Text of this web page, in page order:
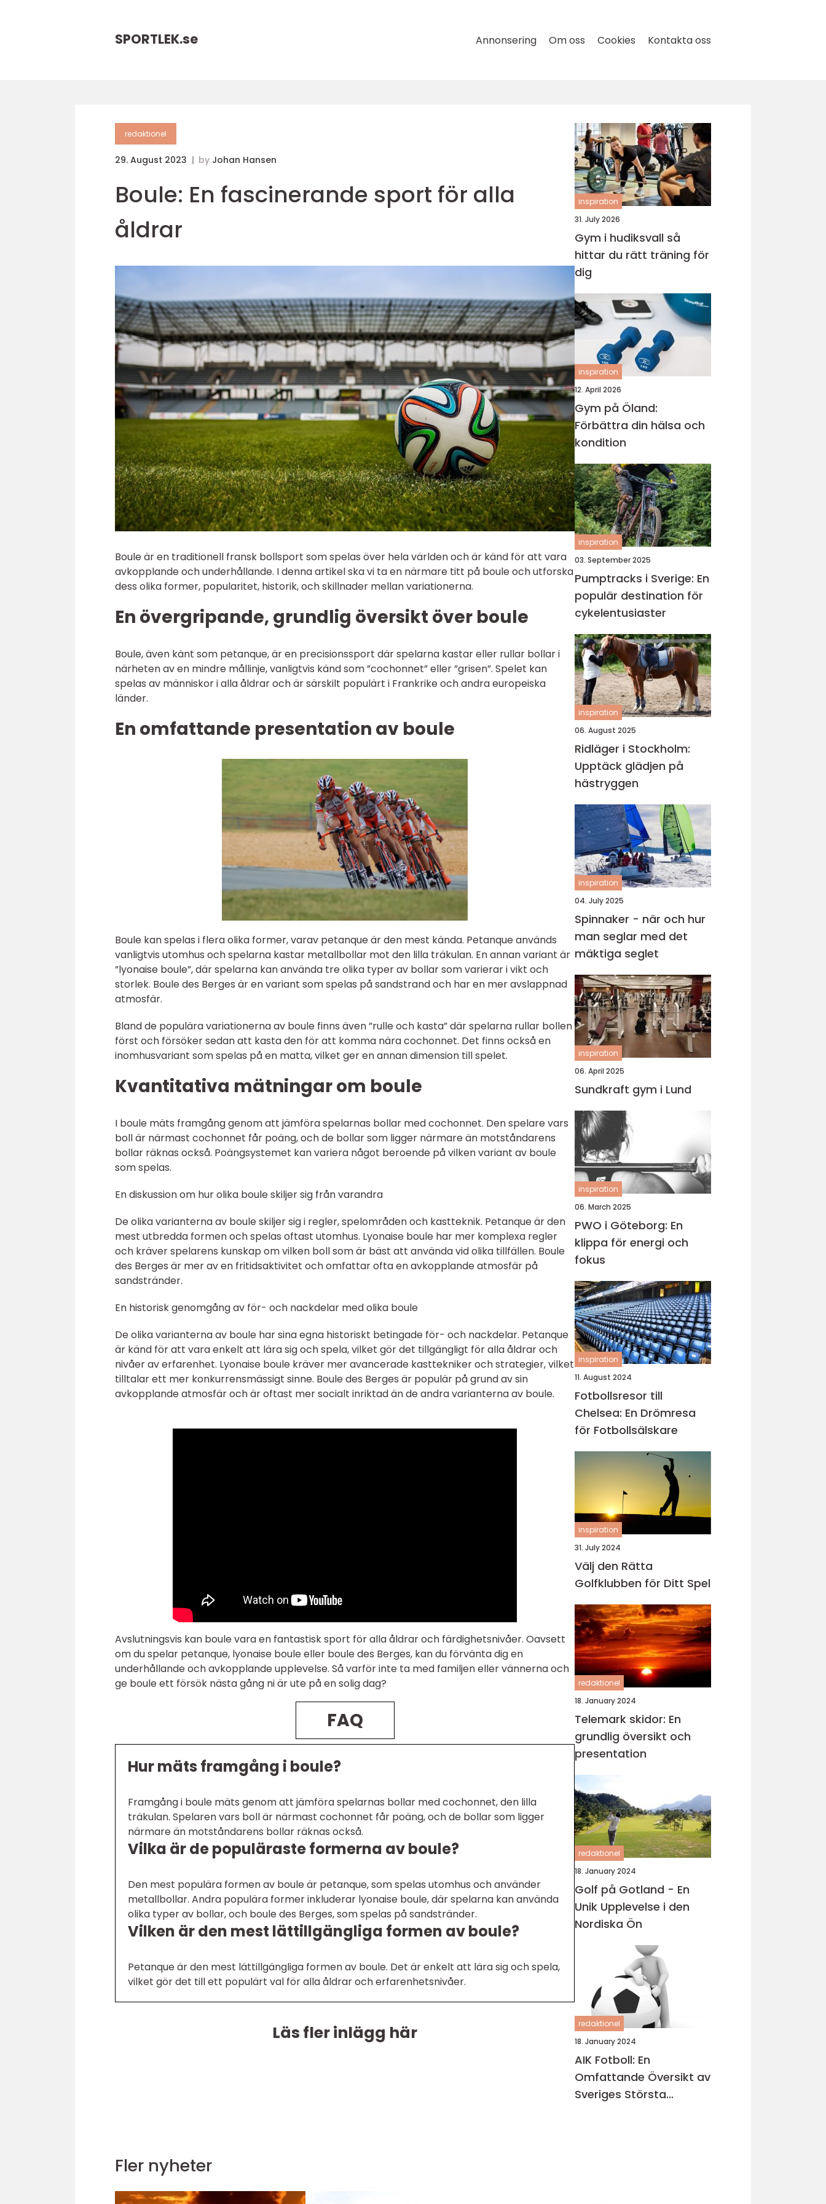
SPORTLEK.se Annonsering Om oss Cookies Kontakta oss
redaktionel
29. August 2023 by Johan Hansen
Boule: En fascinerande sport för alla
åldrar
Boule är en traditionell fransk bollsport som spelas över hela världen och är känd för att vara
avkopplande och underhållande. I denna artikel ska vi ta en närmare titt på boule och utforska
dess olika former, popularitet, historik, och skillnader mellan variationerna.
En övergripande, grundlig översikt över boule
Boule, även känt som petanque, är en precisionssport där spelarna kastar eller rullar bollar i
närheten av en mindre mållinje, vanligtvis känd som ”cochonnet” eller ”grisen”. Spelet kan
spelas av människor i alla åldrar och är särskilt populärt i Frankrike och andra europeiska
länder.
En omfattande presentation av boule
Boule kan spelas i flera olika former, varav petanque är den mest kända. Petanque används
vanligtvis utomhus och spelarna kastar metallbollar mot den lilla träkulan. En annan variant är
”lyonaise boule”, där spelarna kan använda tre olika typer av bollar som varierar i vikt och
storlek. Boule des Berges är en variant som spelas på sandstrand och har en mer avslappnad
atmosfär.
Bland de populära variationerna av boule finns även ”rulle och kasta” där spelarna rullar bollen
först och försöker sedan att kasta den för att komma nära cochonnet. Det finns också en
inomhusvariant som spelas på en matta, vilket ger en annan dimension till spelet.
Kvantitativa mätningar om boule
I boule mäts framgång genom att jämföra spelarnas bollar med cochonnet. Den spelare vars
boll är närmast cochonnet får poäng, och de bollar som ligger närmare än motståndarens
bollar räknas också. Poängsystemet kan variera något beroende på vilken variant av boule
som spelas.
En diskussion om hur olika boule skiljer sig från varandra
De olika varianterna av boule skiljer sig i regler, spelområden och kastteknik. Petanque är den
mest utbredda formen och spelas oftast utomhus. Lyonaise boule har mer komplexa regler
och kräver spelarens kunskap om vilken boll som är bäst att använda vid olika tillfällen. Boule
des Berges är mer av en fritidsaktivitet och omfattar ofta en avkopplande atmosfär på
sandstränder.
En historisk genomgång av för- och nackdelar med olika boule
De olika varianterna av boule har sina egna historiskt betingade för- och nackdelar. Petanque
är känd för att vara enkelt att lära sig och spela, vilket gör det tillgängligt för alla åldrar och
nivåer av erfarenhet. Lyonaise boule kräver mer avancerade kasttekniker och strategier, vilket
tilltalar ett mer konkurrensmässigt sinne. Boule des Berges är populär på grund av sin
avkopplande atmosfär och är oftast mer socialt inriktad än de andra varianterna av boule.
Avslutningsvis kan boule vara en fantastisk sport för alla åldrar och färdighetsnivåer. Oavsett
om du spelar petanque, lyonaise boule eller boule des Berges, kan du förvänta dig en
underhållande och avkopplande upplevelse. Så varför inte ta med familjen eller vännerna och
ge boule ett försök nästa gång ni är ute på en solig dag?
FAQ
Hur mäts framgång i boule?
Framgång i boule mäts genom att jämföra spelarnas bollar med cochonnet, den lilla
träkulan. Spelaren vars boll är närmast cochonnet får poäng, och de bollar som ligger
närmare än motståndarens bollar räknas också.
Vilka är de populäraste formerna av boule?
Den mest populära formen av boule är petanque, som spelas utomhus och använder
metallbollar. Andra populära former inkluderar lyonaise boule, där spelarna kan använda
olika typer av bollar, och boule des Berges, som spelas på sandstränder.
Vilken är den mest lättillgängliga formen av boule?
Petanque är den mest lättillgängliga formen av boule. Det är enkelt att lära sig och spela,
vilket gör det till ett populärt val för alla åldrar och erfarenhetsnivåer.
Läs fler inlägg här
inspiration
31. July 2026
Gym i hudiksvall så
hittar du rätt träning för
dig
inspiration
12. April 2026
Gym på Öland:
Förbättra din hälsa och
kondition
inspiration
03. September 2025
Pumptracks i Sverige: En
populär destination för
cykelentusiaster
inspiration
06. August 2025
Ridläger i Stockholm:
Upptäck glädjen på
hästryggen
inspiration
04. July 2025
Spinnaker - när och hur
man seglar med det
mäktiga seglet
inspiration
06. April 2025
Sundkraft gym i Lund
inspiration
06. March 2025
PWO i Göteborg: En
klippa för energi och
fokus
inspiration
11. August 2024
Fotbollsresor till
Chelsea: En Drömresa
för Fotbollsälskare
inspiration
31. July 2024
Välj den Rätta
Golfklubben för Ditt Spel
redaktionel
18. January 2024
Telemark skidor: En
grundlig översikt och
presentation
redaktionel
18. January 2024
Golf på Gotland - En
Unik Upplevelse i den
Nordiska Ön
redaktionel
18. January 2024
AIK Fotboll: En
Omfattande Översikt av
Sveriges Största
Fler nyheter